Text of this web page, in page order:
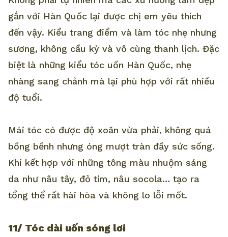
gắn với Hàn Quốc lại được chị em yêu thích
đến vậy. Kiểu trang điểm và làm tóc nhẹ nhưng
sương, không cầu kỳ và vô cùng thanh lịch. Đặc
biệt là những kiểu tóc uốn Hàn Quốc, nhẹ
nhàng sang chảnh mà lại phù hợp với rất nhiều
độ tuổi.
Mái tóc có được độ xoăn vừa phải, không quá
bồng bềnh nhưng óng mượt tràn đầy sức sống.
Khi kết hợp với những tông màu nhuộm sáng
da như nâu tây, đỏ tím, nâu socola… tạo ra
tổng thể rất hài hòa và không lo lỗi mốt.
11/ Tóc dài uốn sóng lơi